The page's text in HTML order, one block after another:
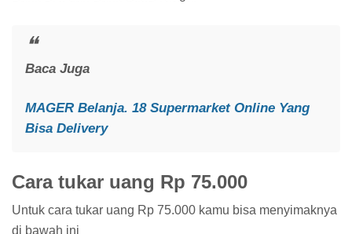
Baca Juga
MAGER Belanja. 18 Supermarket Online Yang
Bisa Delivery
Cara tukar uang Rp 75.000
Untuk cara tukar uang Rp 75.000 kamu bisa menyimaknya
di bawah ini